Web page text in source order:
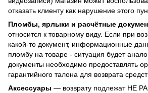
отказать клиенту как нарушение этого
Пломбы, ярлыки и расчётные
относится к товарному виду. Если при
какой-то документ, информационные
пломбу на товаре - ситуация будет
документы необходимо предоставлять
гарантийного талона для возврата
Аксессуары — возврату подлежат НЕ